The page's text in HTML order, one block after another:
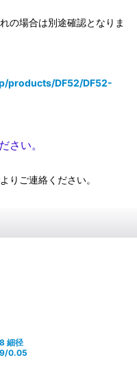
の場合は別途確認となりま
products/DF52/DF52-
さい。
りご連絡ください。
細径
0.05